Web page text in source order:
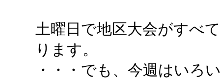
土曜日で地区大会がすべ
ります。
・・・でも、今週はいろ